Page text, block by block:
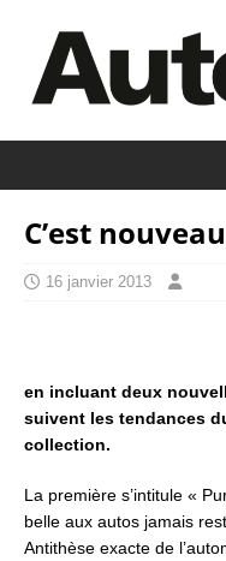
C’est
16 janvier 2013
en incluant deux
suivent les tendances
collection.
La première s’intitule «
belle aux autos jamais
Antithèse exacte de